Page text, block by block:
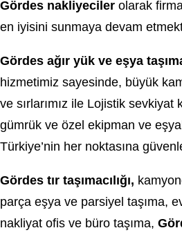
Gördes nakliyeciler olarak
en iyisini sunmaya devam
Gördes ağır yük ve eşya
hizmetimiz sayesinde, büyük
ve sırlarımız ile Lojistik sevkiyat
gümrük ve özel ekipman ve
Türkiye’nin her noktasına
Gördes tır taşımacılığı,
parça eşya ve parsiyel taşıma,
nakliyat ofis ve büro taşıma,